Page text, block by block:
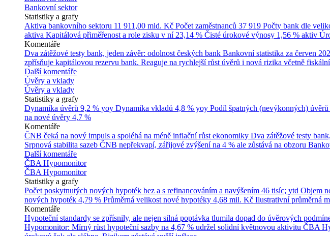
Bankovní sektor
Statistiky a grafy
Aktiva bankovního sektoru 11 911,00 mld. Kč Počet zaměstnanců 37 919 Počty bank dle
aktiva Kapitálová přiměřenost a role zisku v ní 23,14 % Čisté úrokové výnosy 1,56 % aktiv
Komentáře
Dva zátěžové testy bank, jeden závěr: odolnost českých bank Bankovní statistika za červen
zpřísňuje kapitálovou rezervu bank. Reaguje na rychlejší růst úvěrů i nová rizika včetně
Další komentáře
Úvěry a vklady
Úvěry a vklady
Statistiky a grafy
Dynamika úvěrů 9,2 % yoy Dynamika vkladů 4,8 % yoy Podíl špatných (nevýkonných) úvěrů
na nové úvěry 4,7 %
Komentáře
ČNB čeká na nový impuls a spoléhá na méně inflační růst ekonomiky Dva zátěžové testy
Srpnová stabilita sazeb ČNB nepřekvapí, zářijové zvýšení na 4 % ale zůstává na obzoru
Další komentáře
ČBA Hypomonitor
ČBA Hypomonitor
Statistiky a grafy
Počet poskytnutých nových hypoték bez a s refinancováním a navýšením 46 tisíc; ytd Objem
nových hypoték 4,79 % Průměrná velikost nové hypotéky 4,68 mil. Kč Ilustrativní průměrná
Komentáře
Hypoteční standardy se zpřísnily, ale nejen silná poptávka tlumila dopad do úvěrových
Hypomonitor: Mírný růst hypoteční sazby na 4,67 % udržel solidní květnovou aktivitu ČBA